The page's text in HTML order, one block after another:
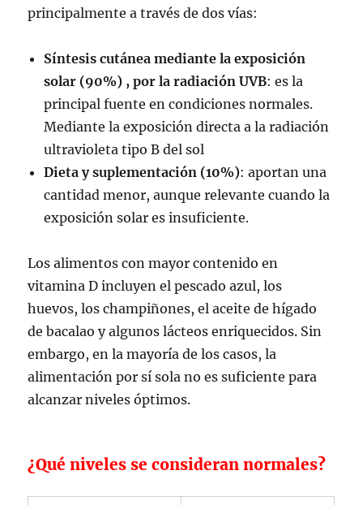
principalmente a través de dos vías:
Síntesis cutánea mediante la exposición
solar (90%) , por la radiación UVB: es la
principal fuente en condiciones normales.
Mediante la exposición directa a la radiación
ultravioleta tipo B del sol
Dieta y suplementación (10%): aportan una
cantidad menor, aunque relevante cuando la
exposición solar es insuficiente.
Los alimentos con mayor contenido en
vitamina D incluyen el pescado azul, los
huevos, los champiñones, el aceite de hígado
de bacalao y algunos lácteos enriquecidos. Sin
embargo, en la mayoría de los casos, la
alimentación por sí sola no es suficiente para
alcanzar niveles óptimos.
¿Qué niveles se consideran normales?